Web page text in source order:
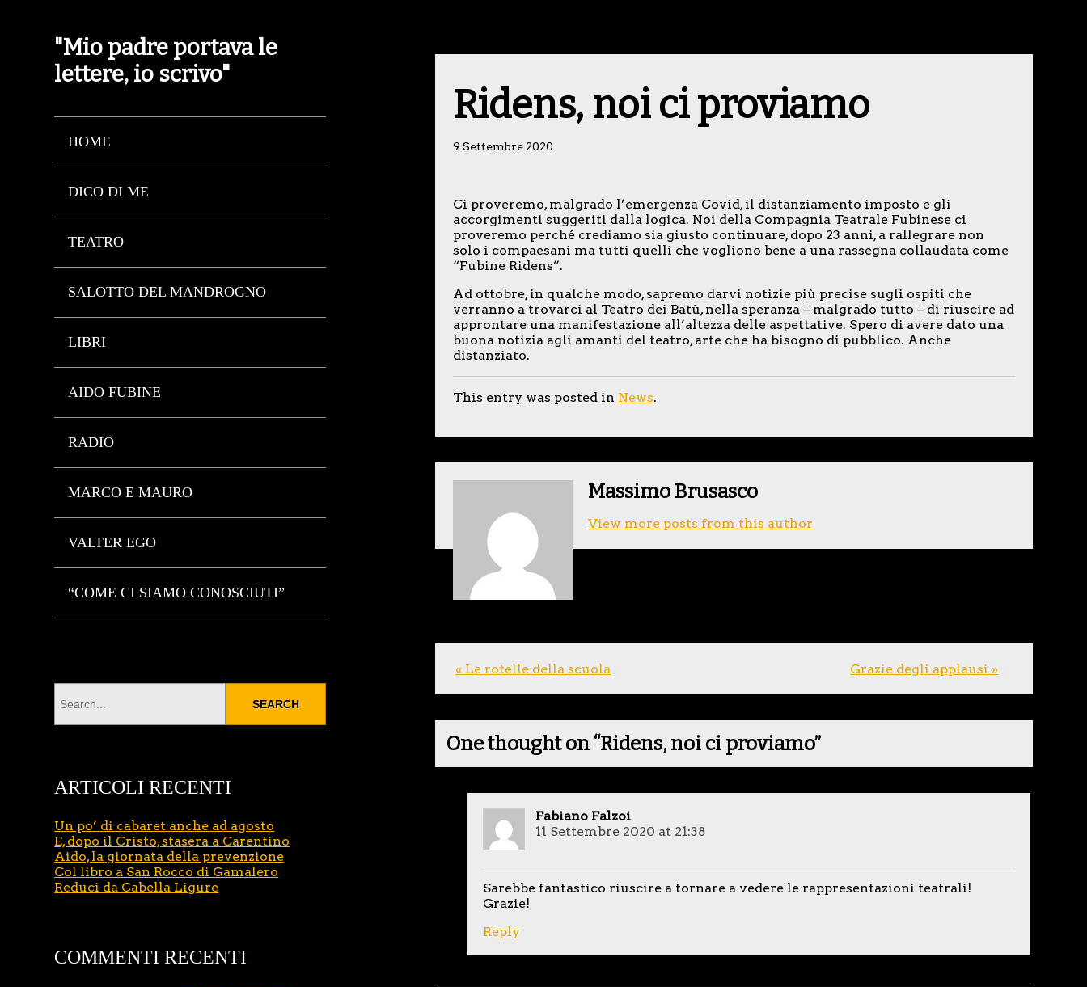
"Mio padre portava le
lettere, io scrivo"
HOME
DICO DI ME
TEATRO
SALOTTO DEL MANDROGNO
LIBRI
AIDO FUBINE
RADIO
MARCO E MAURO
VALTER EGO
“COME CI SIAMO CONOSCIUTI”
Ridens, noi ci proviamo
9 Settembre 2020
Ci proveremo, malgrado l’emergenza Covid, il distanziamento imposto e gli
accorgimenti suggeriti dalla logica. Noi della Compagnia Teatrale Fubinese ci
proveremo perché crediamo sia giusto continuare, dopo 23 anni, a rallegrare non
solo i compaesani ma tutti quelli che vogliono bene a una rassegna collaudata come
“Fubine Ridens”.
Ad ottobre, in qualche modo, sapremo darvi notizie più precise sugli ospiti che
verranno a trovarci al Teatro dei Batù, nella speranza – malgrado tutto – di riuscire ad
approntare una manifestazione all’altezza delle aspettative. Spero di avere dato una
buona notizia agli amanti del teatro, arte che ha bisogno di pubblico. Anche
distanziato.
This entry was posted in News.
Massimo Brusasco
View more posts from this author
« Le rotelle della scuola Grazie degli applausi »
One thought on “Ridens, noi ci proviamo”
Fabiano Falzoi
11 Settembre 2020 at 21:38
Sarebbe fantastico riuscire a tornare a vedere le rappresentazioni teatrali!
Grazie!
Reply
ARTICOLI RECENTI
Un po’ di cabaret anche ad agosto
E, dopo il Cristo, stasera a Carentino
Aido, la giornata della prevenzione
Col libro a San Rocco di Gamalero
Reduci da Cabella Ligure
COMMENTI RECENTI